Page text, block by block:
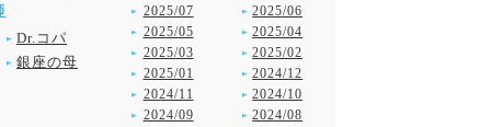
Dr.コパ
銀座の母
2025/07
2025/06
2025/05
2025/04
2025/03
2025/02
2025/01
2024/12
2024/11
2024/10
2024/09
2024/08